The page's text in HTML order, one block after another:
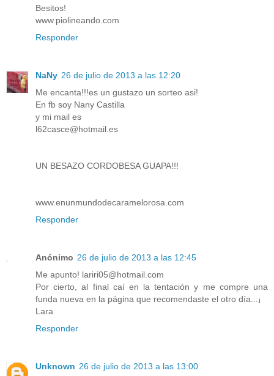
Besitos!
www.piolineando.com
Responder
NaNy 26 de julio de 2013 a las 12:20
Me encanta!!!es un gustazo un sorteo asi!
En fb soy Nany Castilla
y mi mail es
l62casce@hotmail.es
UN BESAZO CORDOBESA GUAPA!!!
www.enunmundodecaramelorosa.com
Responder
Anónimo 26 de julio de 2013 a las 12:45
Me apunto! lariri05@hotmail.com
Por cierto, al final caí en la tentación y me compre una
funda nueva en la página que recomendaste el otro día...¡
Lara
Responder
Unknown 26 de julio de 2013 a las 13:00